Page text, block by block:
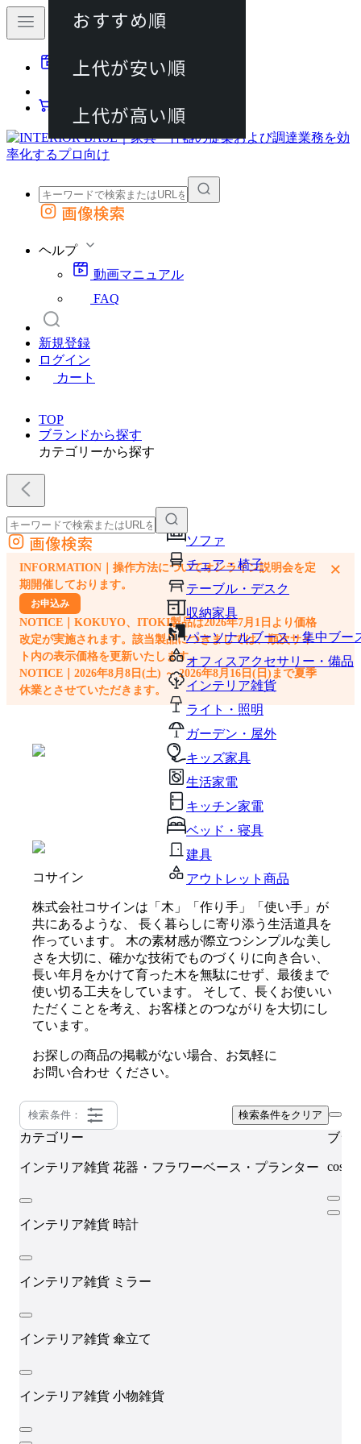
動画マニュアル
カート
外部サイトの商品をカートに追加
画像検索
ヘルプ
動画マニュアル
FAQ
新規登録
ログイン
カート
TOP
ブランドから探す
カテゴリーから探す
ソファ
チェア・椅子
テーブル・デスク
収納家具
パーソナルブース・集中ブー
オフィスアクセサリー・備品
インテリア雑貨
ライト・照明
ガーデン・屋外
キッズ家具
生活家電
キッチン家電
ベッド・寝具
建具
アウトレット商品
外部サイトの商品をカートに追加
他のサイトで見つけた商品ページのURLを貼り付けて、カートに追加できます
画像検索
INFORMATION｜操作方法についてオンライン説明会を定
期開催しております。
お申込み
NOTICE｜KOKUYO、ITOKI製品は2026年7月1日より価格
改定が実施されます。該当製品につきましては、順次サイ
ト内の表示価格を更新いたします。
NOTICE｜2026年8月8日(土) ～ 2026年8月16日(日)まで夏季
休業とさせていただきます。
×
コサイン
株式会社コサインは「木」「作り手」「使い手」が
共にあるような、 長く暮らしに寄り添う生活道具を
作っています。 木の素材感が際立つシンプルな美し
さを大切に、確かな技術でものづくりに向き合い、
長い年月をかけて育った木を無駄にせず、最後まで
使い切る工夫をしています。 そして、長くお使いい
ただくことを考え、お客様とのつながりを大切にし
ています。
お探しの商品の掲載がない場合、お気軽に
お問い合わせ ください。
検索条件： 検索条件をクリア
カテゴリー
インテリア雑貨 花器・フラワーベース・プランター
インテリア雑貨 時計
インテリア雑貨 ミラー
インテリア雑貨 傘立て
インテリア雑貨 小物雑貨
ブラ
cosine
おすすめ順
上代が安い順
上代が高い順